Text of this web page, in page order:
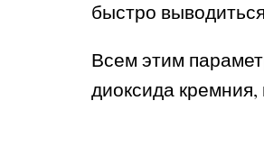
быстро
Всем этим
диоксида